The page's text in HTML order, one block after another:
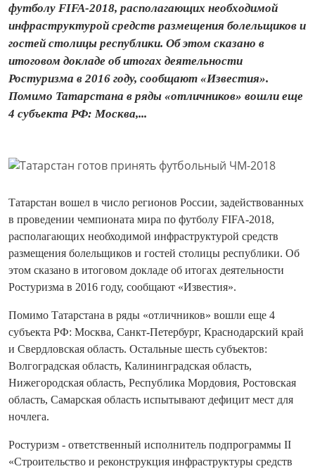
футболу FIFA-2018, располагающих необходимой
инфраструктурой средств размещения болельщиков и
гостей столицы республики. Об этом сказано в
итоговом докладе об итогах деятельности
Ростуризма в 2016 году, сообщают «Известия».
Помимо Татарстана в ряды «отличников» вошли еще
4 субъекта РФ: Москва,...
Татарстан вошел в число регионов России, задействованных
в проведении чемпионата мира по футболу FIFA-2018,
располагающих необходимой инфраструктурой средств
размещения болельщиков и гостей столицы республики. Об
этом сказано в итоговом докладе об итогах деятельности
Ростуризма в 2016 году, сообщают «Известия».
Помимо Татарстана в ряды «отличников» вошли еще 4
субъекта РФ: Москва, Санкт-Петербург, Краснодарский край
и Свердловская область. Остальные шесть субъектов:
Волгоградская область, Калининградская область,
Нижегородская область, Республика Мордовия, Ростовская
область, Самарская область испытывают дефицит мест для
ночлега.
Ростуризм - ответственный исполнитель подпрограммы II
«Строительство и реконструкция инфраструктуры средств